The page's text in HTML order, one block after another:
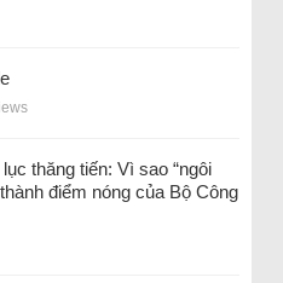
thăng tiến: Vì sao “ngôi
điểm nóng của Bộ Công